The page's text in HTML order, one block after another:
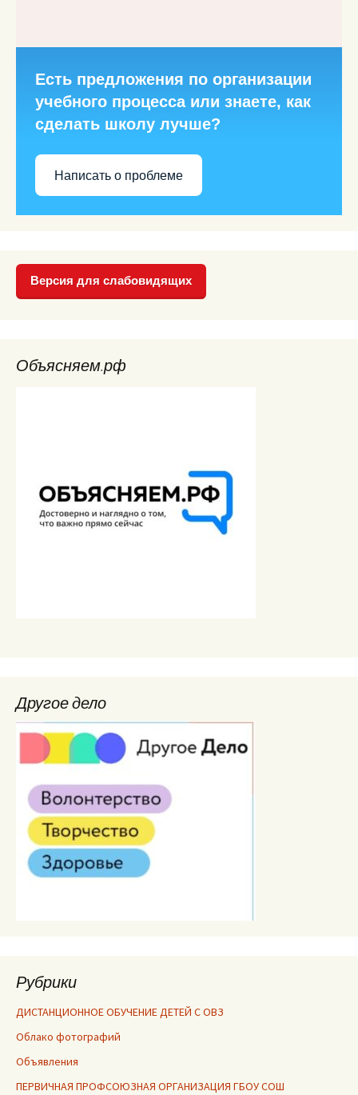
Есть предложения по организации
учебного процесса или знаете, как
сделать школу лучше?
Написать о проблеме
Версия для слабовидящих
Объясняем.рф
Другое дело
Рубрики
ДИСТАНЦИОННОЕ ОБУЧЕНИЕ ДЕТЕЙ С ОВЗ
Облако фотографий
Объявления
ПЕРВИЧНАЯ ПРОФСОЮЗНАЯ ОРГАНИЗАЦИЯ ГБОУ СОШ